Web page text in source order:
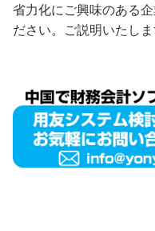
省力化にご興味のある
ださい。ご説明いたしま